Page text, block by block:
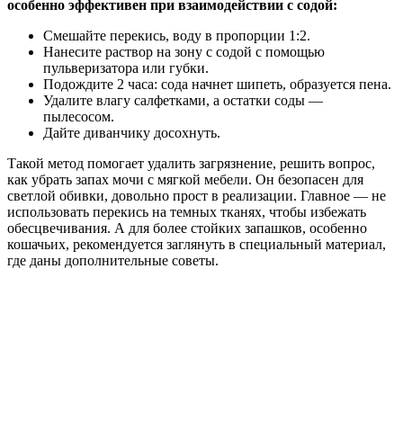
особенно эффективен при взаимодействии с содой:
Смешайте перекись, воду в пропорции 1:2.
Нанесите раствор на зону с содой с помощью
пульверизатора или губки.
Подождите 2 часа: сода начнет шипеть, образуется пена.
Удалите влагу салфетками, а остатки соды —
пылесосом.
Дайте диванчику досохнуть.
Такой метод помогает удалить загрязнение, решить вопрос,
как убрать запах мочи с мягкой мебели. Он безопасен для
светлой обивки, довольно прост в реализации. Главное — не
использовать перекись на темных тканях, чтобы избежать
обесцвечивания. А для более стойких запашков, особенно
кошачьих, рекомендуется заглянуть в специальный материал,
где даны дополнительные советы.